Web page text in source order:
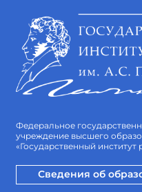
Федеральное
учреждение высшего
«Государственный
Сведения об